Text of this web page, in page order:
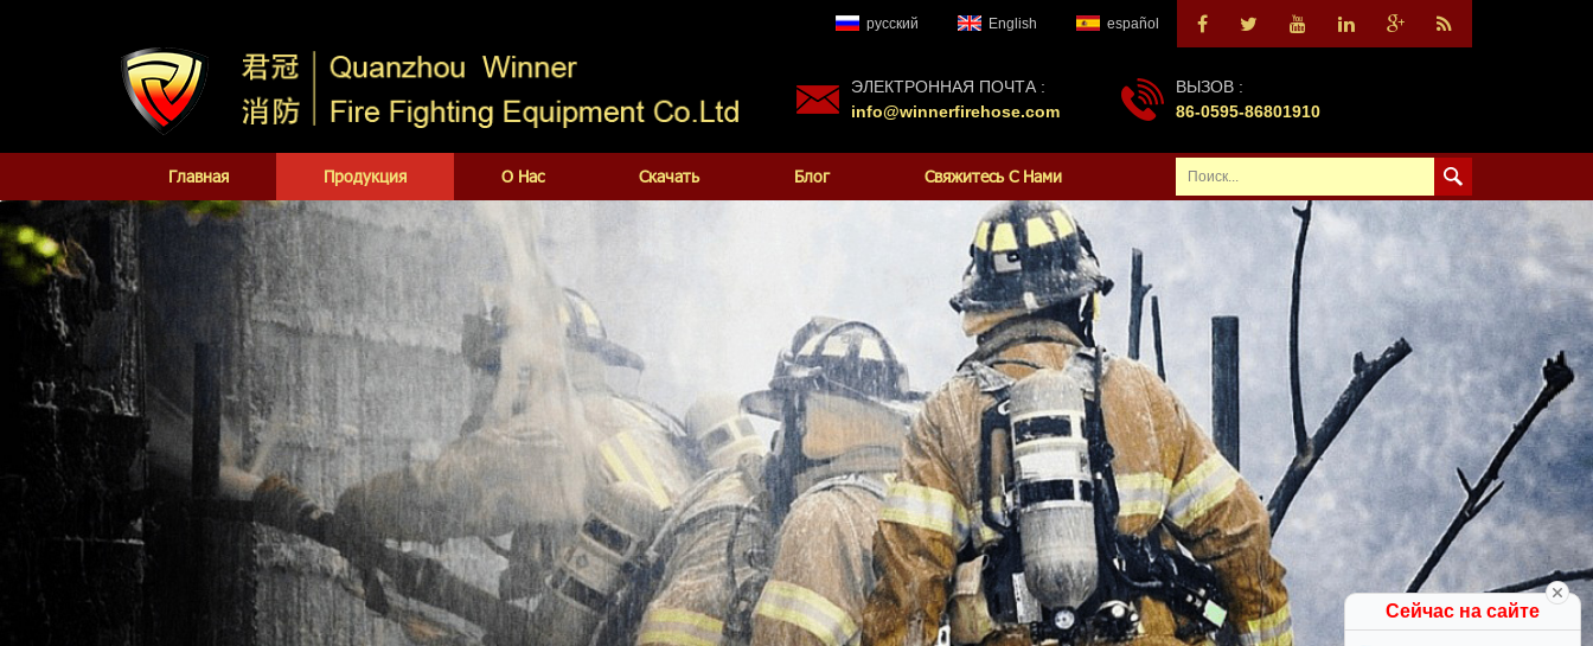
русский English español
ЭЛЕКТРОННАЯ ПОЧТА :
info@winnerfirehose.com
ВЫЗОВ :
86-0595-86801910
Главная Продукция О Нас Скачать Блог Свяжитесь С Нами
Сейчас на сайте